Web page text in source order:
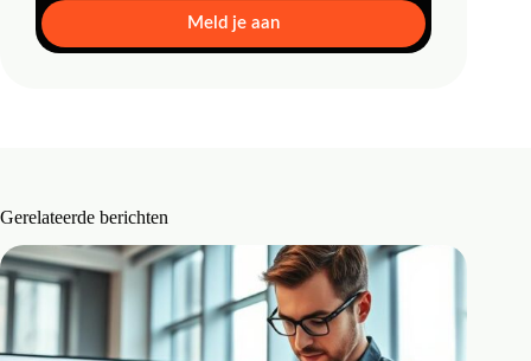
Meld je aan
Gerelateerde berichten